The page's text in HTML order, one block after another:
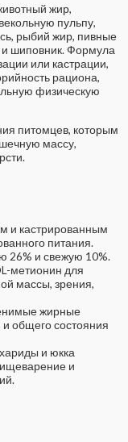
жир,
пульпу,
рыбий жир, пивные
шиповник. Формула
или кастрации,
рациона,
физическую
питомцев, которым
массу,
и кастрированным
питания.
26% и свежую 10%.
метионин для
массы, зрения,
жирные
общего состояния
и юкка
и